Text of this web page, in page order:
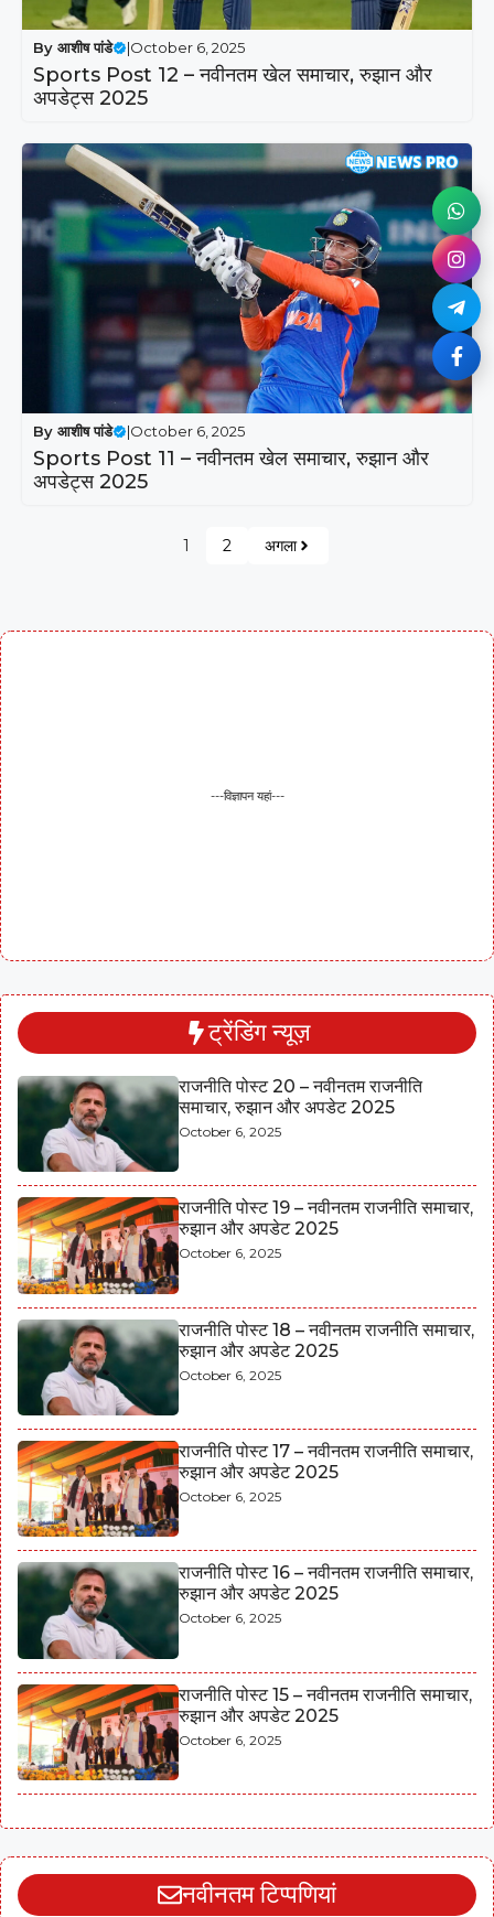
By आशीष पांडे |October 6, 2025
Sports Post 12 – नवीनतम खेल समाचार, रुझान और
अपडेट्स 2025
By आशीष पांडे |October 6, 2025
Sports Post 11 – नवीनतम खेल समाचार, रुझान और
अपडेट्स 2025
1 2 अगला
---विज्ञापन यहां---
ट्रेंडिंग न्यूज़
राजनीति पोस्ट 20 – नवीनतम राजनीति
समाचार, रुझान और अपडेट 2025
October 6, 2025
राजनीति पोस्ट 19 – नवीनतम राजनीति समाचार,
रुझान और अपडेट 2025
October 6, 2025
राजनीति पोस्ट 18 – नवीनतम राजनीति समाचार,
रुझान और अपडेट 2025
October 6, 2025
राजनीति पोस्ट 17 – नवीनतम राजनीति समाचार,
रुझान और अपडेट 2025
October 6, 2025
राजनीति पोस्ट 16 – नवीनतम राजनीति समाचार,
रुझान और अपडेट 2025
October 6, 2025
राजनीति पोस्ट 15 – नवीनतम राजनीति समाचार,
रुझान और अपडेट 2025
October 6, 2025
नवीनतम टिप्पणियां